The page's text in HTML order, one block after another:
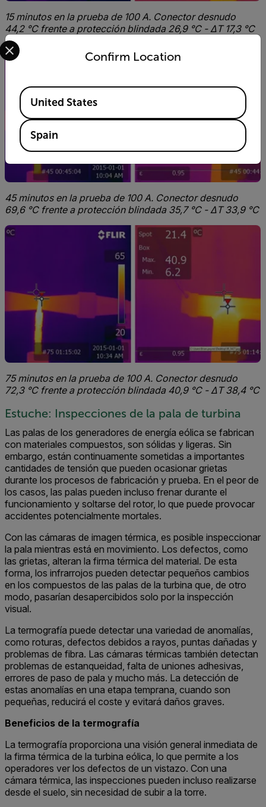
15 minutos en la prueba de 100 A. Conector desnudo
44,2 °C frente a protección blindada 26,9 °C - ΔT 17,3 °C
45 minutos en la prueba de 100 A. Conector desnudo
69,6 °C frente a protección blindada 35,7 °C - ΔT 33,9 °C
75 minutos en la prueba de 100 A. Conector desnudo
72,3 °C frente a protección blindada 40,9 °C - ΔT 38,4 °C
Estuche: Inspecciones de la pala de turbina
Las palas de los generadores de energía eólica se fabrican
con materiales compuestos, son sólidas y ligeras. Sin
embargo, están continuamente sometidas a importantes
cantidades de tensión que pueden ocasionar grietas
durante los procesos de fabricación y prueba. En el peor de
los casos, las palas pueden incluso frenar durante el
funcionamiento y soltarse del rotor, lo que puede provocar
accidentes potencialmente mortales.
Con las cámaras de imagen térmica, es posible inspeccionar
la pala mientras está en movimiento. Los defectos, como
las grietas, alteran la firma térmica del material. De esta
forma, los infrarrojos pueden detectar pequeños cambios
en los compuestos de las palas de la turbina que, de otro
modo, pasarían desapercibidos solo por la inspección
visual.
La termografía puede detectar una variedad de anomalías,
como roturas, defectos debidos a rayos, puntas dañadas y
problemas de fibra. Las cámaras térmicas también detectan
problemas de estanqueidad, falta de uniones adhesivas,
errores de paso de pala y mucho más. La detección de
estas anomalías en una etapa temprana, cuando son
pequeñas, reducirá el coste y evitará daños graves.
Beneficios de la termografía
La termografía proporciona una visión general inmediata de
la firma térmica de la turbina eólica, lo que permite a los
operadores ver los defectos de un vistazo. Con una
cámara térmica, las inspecciones pueden incluso realizarse
desde el suelo, sin necesidad de subir a la torre.
Confirm Location
Select your preferred country and language from the
Available Locations
United States
Spain